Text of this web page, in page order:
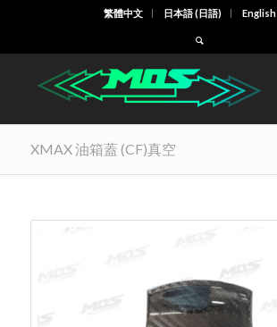
繁體中文 日本語(日語) English
XMAX 油箱蓋 (CF)真空